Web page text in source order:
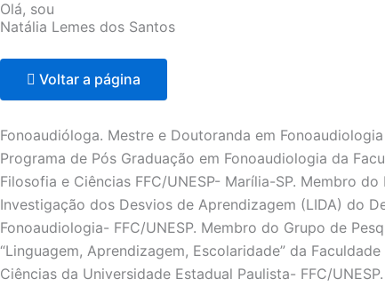
Olá, sou
Natália Lemes dos Santos
Voltar a página
Fonoaudióloga. Mestre e Doutoranda em
Programa de Pós Graduação em Fonoaudiologia da
Filosofia e Ciências FFC/UNESP- Marília-SP. Membro
Investigação dos Desvios de Aprendizagem (LIDA) do
Fonoaudiologia- FFC/UNESP. Membro do Grupo de
“Linguagem, Aprendizagem, Escolaridade” da
Ciências da Universidade Estadual Paulista- FFC/